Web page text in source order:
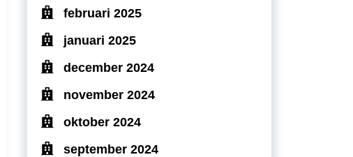
februari 2025
januari 2025
december 2024
november 2024
oktober 2024
september 2024